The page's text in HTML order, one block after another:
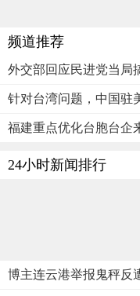
频道推荐
外交部回应民进党当局
针对台湾问题，中国驻
福建重点优化台胞台企
24小时新闻排行
博主连云港举报鬼秤反